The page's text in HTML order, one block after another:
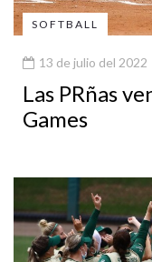
SOFTBALL
13 de julio del 2022
Las PRñas
Games